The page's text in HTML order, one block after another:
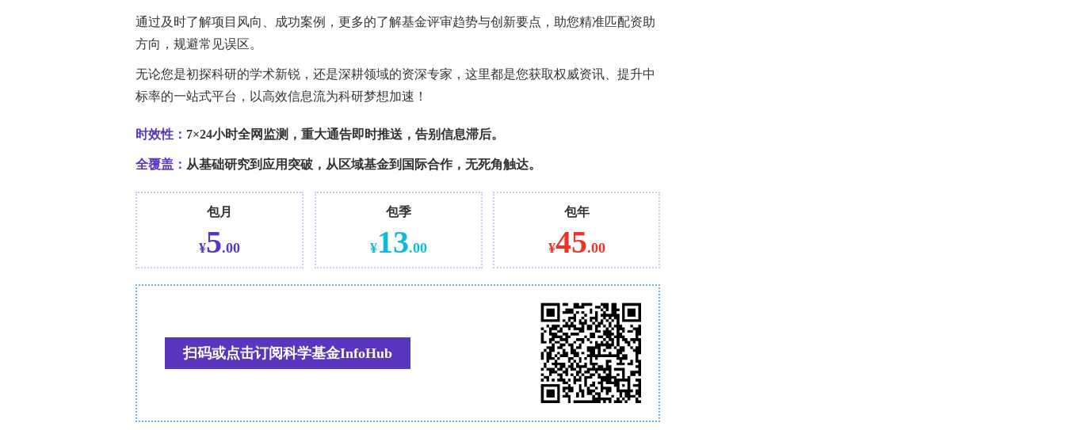
系统性幼年特发性关节炎（sJIA）是一种严重的自身炎症性疾病，会引发多种并发症，包括巨
噬细胞活化综合征（MAS）、与sJIA相关的肺病以及糖皮质激素（GC）相关毒性。CARRA的
期疗效尚未有相关报道。
在2016年至2019年间加入FROST研究的新发sJIA患者通过CARRA登记系统进行了长期随
疗（托珠单抗），以及两种非生物制剂治疗方案（甲氨蝶呤或糖皮质激素单药治疗）。随访时
间为36个月。主要评估指标为在24个月和36个月时，患者在不使用糖皮质激素的情况下，能否
达到Wallace/ACR临时标准中的临床静止状态。次要评估指标包括是否达到临床静止状态、
cJADAS-10评分≤2.5且无发热、药物使用情况以及不良事件。不良事件以每100人年的发生次
数来表示。
共有73名患者参与研究，其中87.6%的患者开始接受生物制剂治疗，因此无法将他们与接受非
生物制剂治疗的患者进行比较。在24个月和36个月时，分别有41名和32名患者的结果可用于